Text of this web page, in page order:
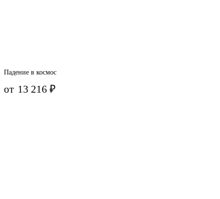
Падение в космос
от 13 216₽